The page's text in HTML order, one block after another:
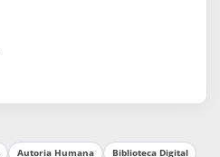
Autoria Humana Biblioteca Digital